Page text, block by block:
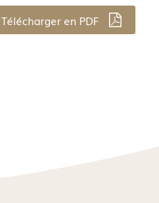
Télécharger en PDF